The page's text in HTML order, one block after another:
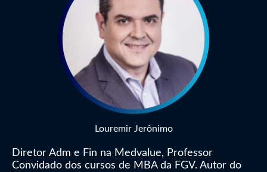
Louremir Jerônimo
Diretor Adm e Fin na Medvalue, Professor
Convidado dos cursos de MBA da FGV. Autor do